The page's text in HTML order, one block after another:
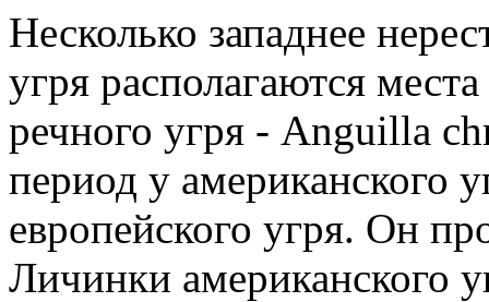
Несколько западнее
угря располагаются
речного угря - Anguilla
период у американского
европейского угря. Он
Личинки американского